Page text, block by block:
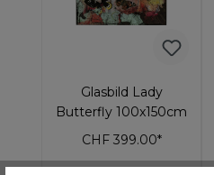
Glasbild Lady
Butterfly 100x150cm
CHF 399.00*